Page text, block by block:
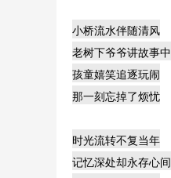
小桥流水伴随清风
老树下爷爷讲故事中
孩童嬉笑追逐玩闹
那一刻忘掉了烦忧
时光流转不复当年
记忆深处却永存心间